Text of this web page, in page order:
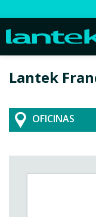
Lantek
OFICINAS